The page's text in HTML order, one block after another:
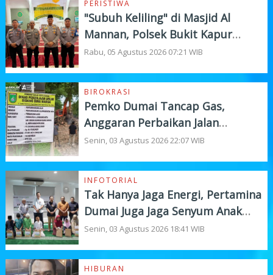
PERISTIWA
"Subuh Keliling" di Masjid Al
Mannan, Polsek Bukit Kapur
Tampung Curhat Warga
Rabu, 05 Agustus 2026 07:21 WIB
BIROKRASI
Pemko Dumai Tancap Gas,
Anggaran Perbaikan Jalan
Nasional Rp19,1 Milyar
Senin, 03 Agustus 2026 22:07 WIB
INFOTORIAL
Tak Hanya Jaga Energi, Pertamina
Dumai Juga Jaga Senyum Anak
Yatim
Senin, 03 Agustus 2026 18:41 WIB
HIBURAN